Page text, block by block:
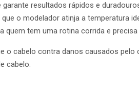
resultados rápidos e
o modelador atinja a temperatura
tem uma rotina corrida e precisa
cabelo contra danos causados
cabelo.